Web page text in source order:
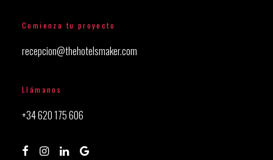
Comienza tu proyecto
recepcion@thehotelsmaker.com
Llámanos
+34 620 175 606